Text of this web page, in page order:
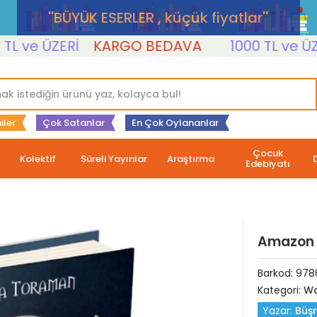
''BÜYÜK ESERLER , küçük fiyatlar''
ÜZERİ KARGO BEDAVA 1000 TL ve ÜZERİ
Çok Satanlar En Çok Oylananlar
Kolektif Süreli Yayınlar Araştırma Çocuk
Edebiyatı
Barkod:
Kategori:
Yazar: